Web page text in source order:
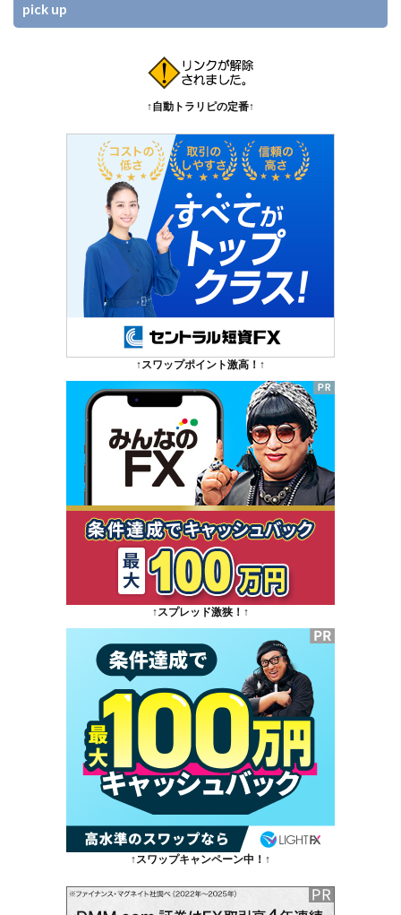
pick up
↑自動トラリピの定番↑
↑スワップポイント激高！↑
↑スプレッド激狭！↑
↑スワップキャンペーン中！↑